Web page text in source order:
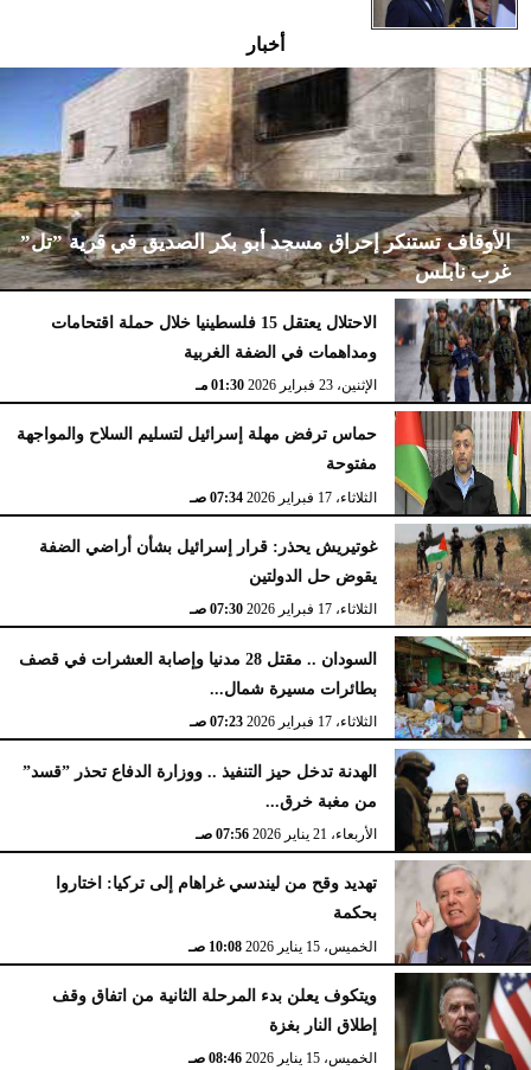
أخبار
الأوقاف تستنكر إحراق مسجد أبو بكر الصديق في قرية ”تل”
غرب نابلس
الإثنين، 23 فبراير 2026 02:15 مـ
الاحتلال يعتقل 15 فلسطينيا خلال حملة اقتحامات
ومداهمات في الضفة الغربية
الإثنين، 23 فبراير 2026 01:30 مـ
حماس ترفض مهلة إسرائيل لتسليم السلاح والمواجهة
مفتوحة
الثلاثاء، 17 فبراير 2026 07:34 صـ
غوتيريش يحذر: قرار إسرائيل بشأن أراضي الضفة
يقوض حل الدولتين
الثلاثاء، 17 فبراير 2026 07:30 صـ
السودان .. مقتل 28 مدنيا وإصابة العشرات في قصف
بطائرات مسيرة شمال...
الثلاثاء، 17 فبراير 2026 07:23 صـ
الهدنة تدخل حيز التنفيذ .. ووزارة الدفاع تحذر ”قسد”
من مغبة خرق...
الأربعاء، 21 يناير 2026 07:56 صـ
تهديد وقح من ليندسي غراهام إلى تركيا: اختاروا
بحكمة
الخميس، 15 يناير 2026 10:08 صـ
ويتكوف يعلن بدء المرحلة الثانية من اتفاق وقف
إطلاق النار بغزة
الخميس، 15 يناير 2026 08:46 صـ